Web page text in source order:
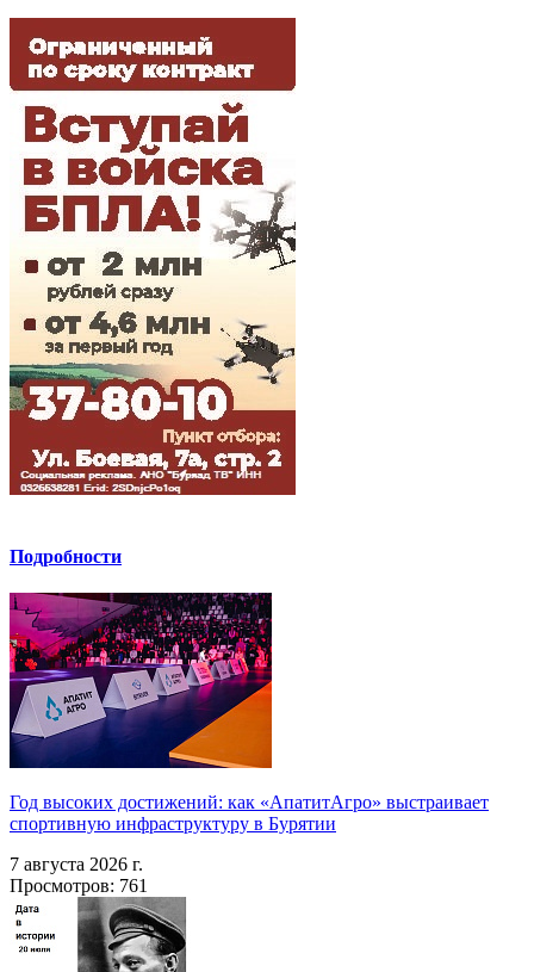
Подробности
Год высоких достижений: как «АпатитАгро» выстраивает
спортивную инфраструктуру в Бурятии
7 августа 2026 г.
Просмотров: 761